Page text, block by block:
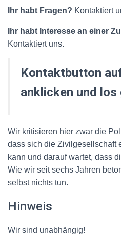
Ihr habt Fragen? Kontaktiert
Ihr habt Interesse an einer
Kontaktiert uns.
Kontaktbutton
anklicken und los
Wir kritisieren hier zwar die
dass sich die Zivilgesellschaft
kann und darauf wartet, dass
Wie wir seit sechs Jahren
selbst nichts tun.
Hinweis
Wir sind unabhängig!